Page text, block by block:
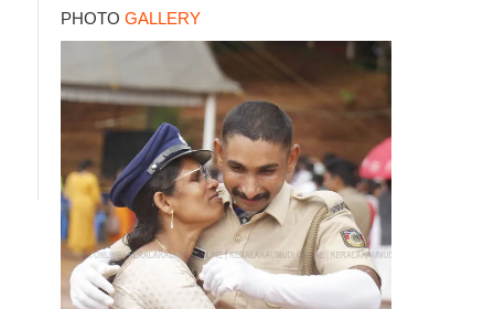
PHOTO GALLERY